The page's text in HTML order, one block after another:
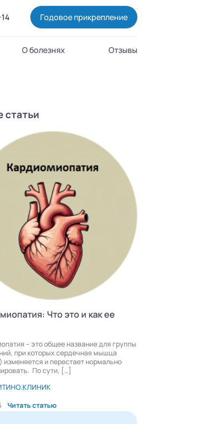
Годовое прикрепление
О болезнях Отзывы
статьи
Что это и как ее
– это общее название для группы
при которых сердечная мышца
изменяется и перестает нормально
По сути, […]
Читать статью